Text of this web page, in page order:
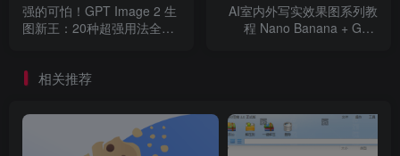
强的可怕！GPT Image 2 生
图新王：20种超强用法全攻
AI室内外写实效果图系列教
程 Nano Banana + GPT
相关推荐